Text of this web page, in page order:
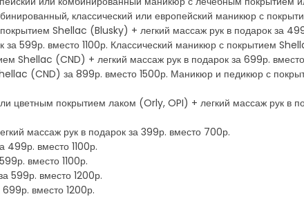
классический или европейский маникюр с
Shellac (Blusky) + легкий массаж рук в подарок за
599р. вместо 1100р. Классический маникюр с покрытием
Shellac (CND) + легкий массаж рук в подарок за 699р.
(CND) за 899р. вместо 1500р. Маникюр и педикюр с
цветным покрытием лаком (Orly, OPI) + легкий массаж рук в
массаж рук в подарок за 399р. вместо 700р.
вместо 1100р.
вместо 1100р.
599р. вместо 1200р.
вместо 1200р.